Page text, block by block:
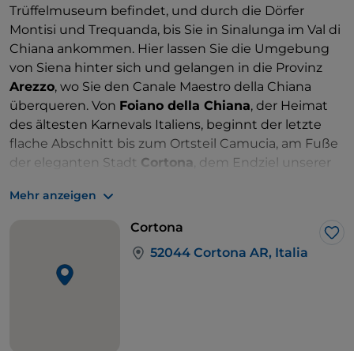
Trüffelmuseum befindet, und durch die Dörfer
Montisi und Trequanda, bis Sie in Sinalunga im Val di
Chiana ankommen. Hier lassen Sie die Umgebung
von Siena hinter sich und gelangen in die Provinz
Arezzo, wo Sie den Canale Maestro della Chiana
überqueren. Von Foiano della Chiana, der Heimat
des ältesten Karnevals Italiens, beginnt der letzte
flache Abschnitt bis zum Ortsteil Camucia, am Fuße
der eleganten Stadt Cortona , dem Endziel unserer
sich erfrischen und an die wunderbaren Orte
denken, die Sie in nur wenigen Tagen besucht
Mehr anzeigen
Cortona
52044 Cortona AR, Italia